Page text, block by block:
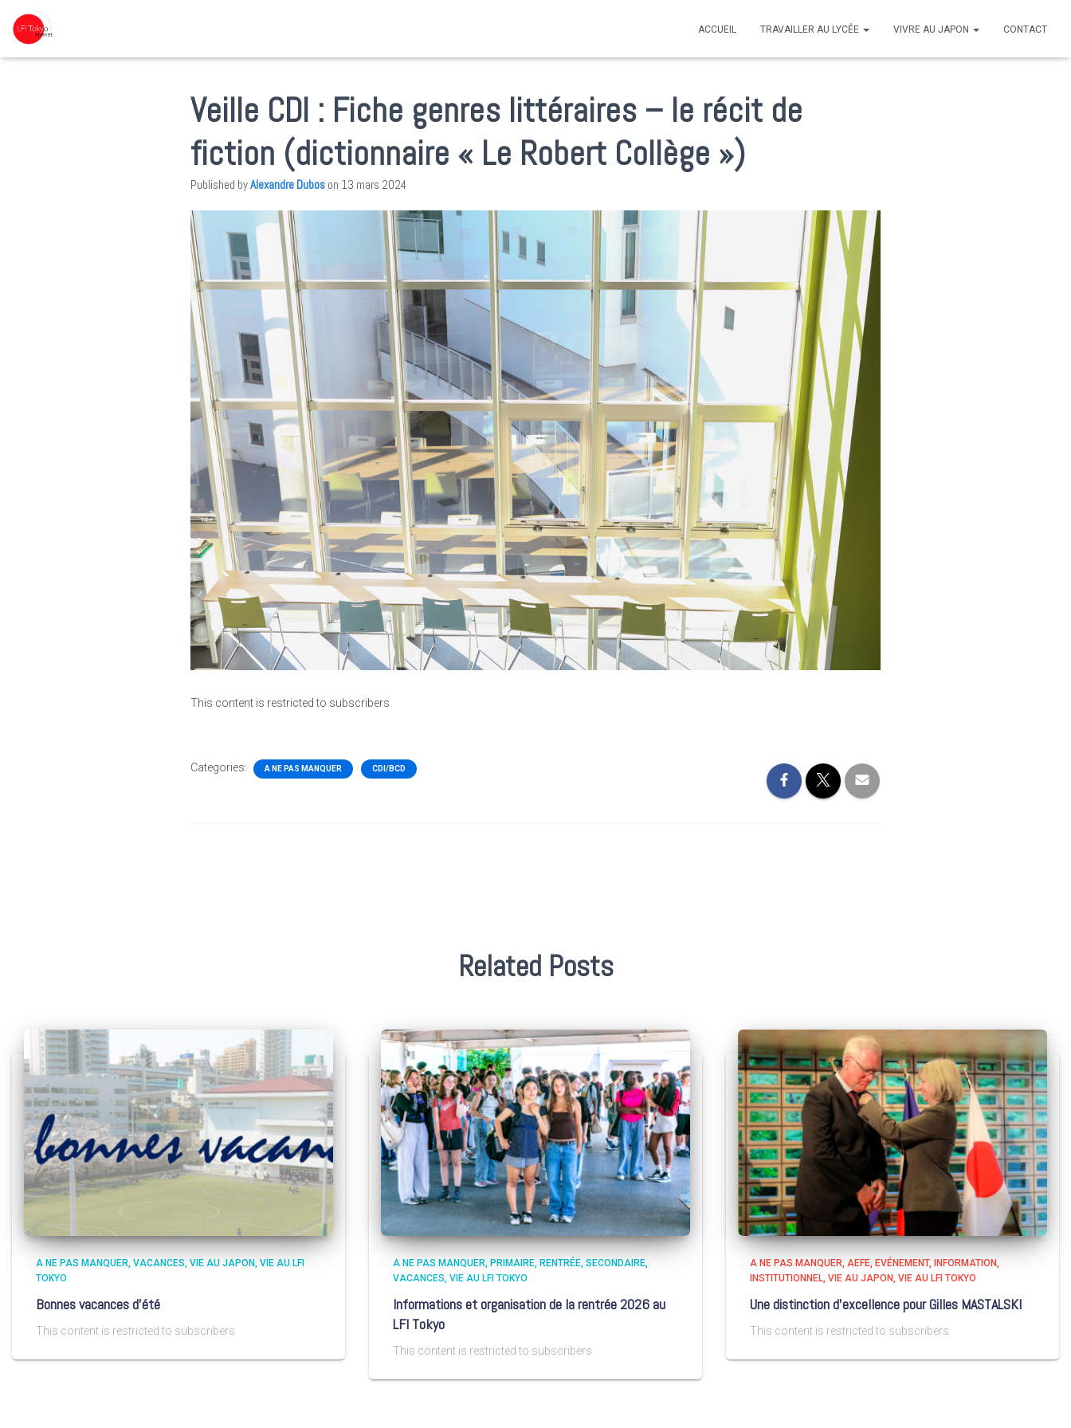
ACCUEIL TRAVAILLER AU LYCÉE VIVRE AU JAPON CONTACT
Veille CDI : Fiche genres littéraires – le récit de
fiction (dictionnaire « Le Robert Collège »)
Published byAlexandre Dubos on 13 mars 2024
This content is restricted to subscribers
Categories: A NE PAS MANQUER CDI/BCD
Related Posts
A NE PAS MANQUER VACANCES VIE AU JAPON VIE AU LFI
TOKYO
Bonnes vacances d’été
This content is restricted to subscribers
A NE PAS MANQUER PRIMAIRE RENTRÉE SECONDAIRE
VACANCES VIE AU LFI TOKYO
Informations et organisation de la rentrée 2026 au
LFI Tokyo
This content is restricted to subscribers
A NE PAS MANQUER AEFE EVÉNEMENT
INFORMATION
INSTITUTIONNEL VIE AU JAPON VIE AU LFI TOKYO
Une distinction d’excellence pour Gilles MASTALSKI
This content is restricted to subscribers